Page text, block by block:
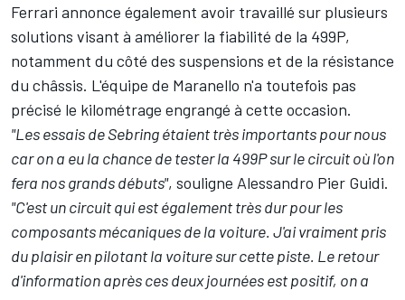
Ferrari annonce également avoir travaillé sur plusieurs
solutions visant à améliorer la fiabilité de la 499P,
notamment du côté des suspensions et de la résistance
du châssis. L'équipe de Maranello n'a toutefois pas
précisé le kilométrage engrangé à cette occasion.
"Les essais de Sebring étaient très importants pour nous
car on a eu la chance de tester la 499P sur le circuit où l'on
fera nos grands débuts", souligne Alessandro Pier Guidi.
"C'est un circuit qui est également très dur pour les
composants mécaniques de la voiture. J'ai vraiment pris
du plaisir en pilotant la voiture sur cette piste. Le retour
d'information après ces deux journées est positif, on a